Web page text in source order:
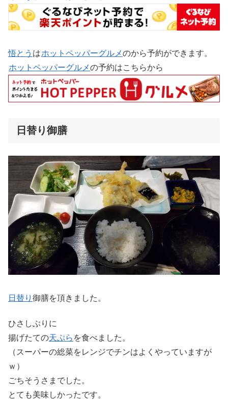
悟とう はホットペッパーグルメのから予約ができます。
ホットペッパーグルメの予約はこちらから
日替り御膳
日替り 御膳を頂きました。
ひさしぶりに
揚げたての天ぷら を食べました。
（スーパーの総菜をレンジでチンはよくやっていますが
ｗ）
ごちそうさまでした。
とても美味しかったです。